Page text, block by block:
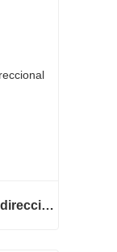
Carretilla elevadora multidireccional de carrocería ancha de 3,5 a 5 toneladas